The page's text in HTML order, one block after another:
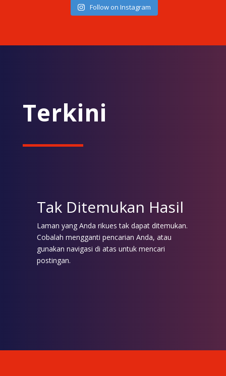
Follow on Instagram
Terkini
Tak Ditemukan Hasil
Laman yang Anda rikues tak dapat ditemukan.
Cobalah mengganti pencarian Anda, atau
gunakan navigasi di atas untuk mencari
postingan.